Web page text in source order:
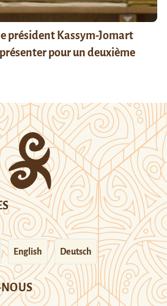
président Kassym-Jomart
pour un deuxième
English Deutsch